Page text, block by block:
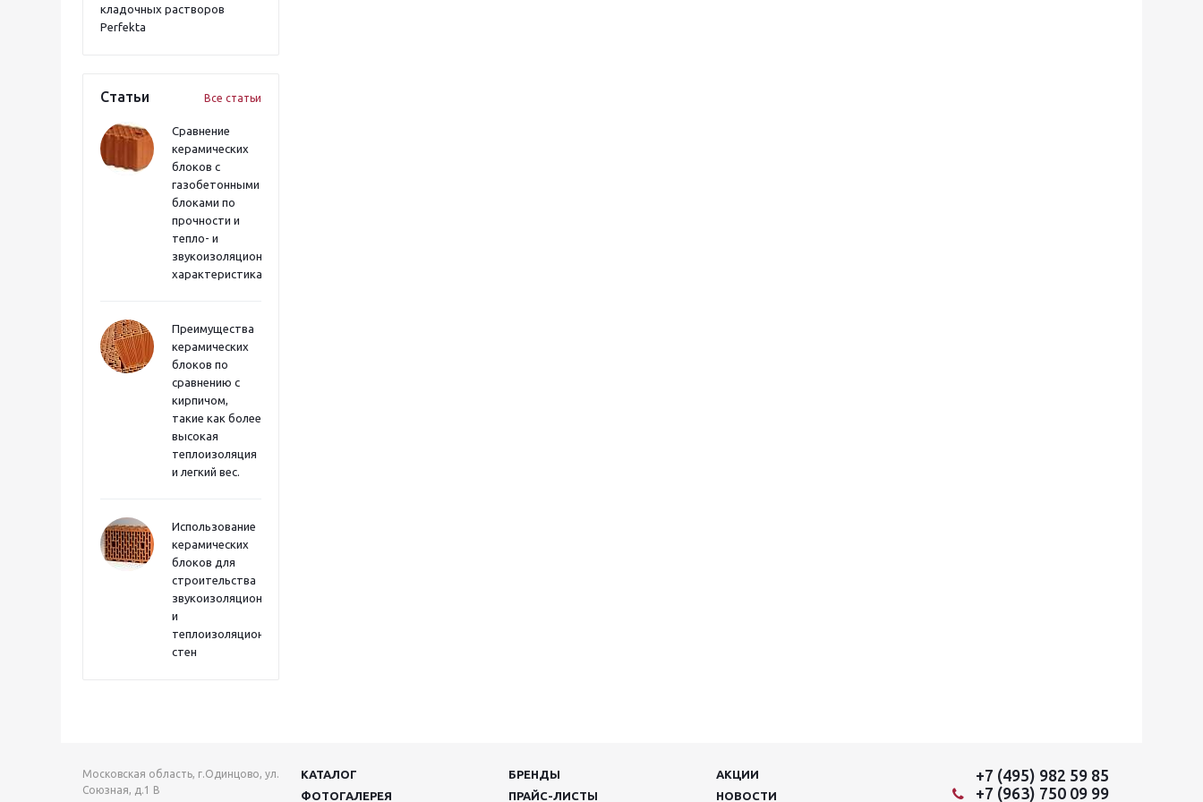
кладочных растворов
Perfekta
Статьи Все статьи
Сравнение
керамических
блоков с
газобетонными
блоками по
прочности и
тепло- и
звукоизоляционным
характеристикам
Преимущества
керамических
блоков по
сравнению с
кирпичом,
такие как более
высокая
теплоизоляция
и легкий вес.
Использование
керамических
блоков для
строительства
звукоизоляционных
и
теплоизоляционных
стен
Московская область, г.Одинцово, ул.
Союзная, д.1 В
КАТАЛОГ БРЕНДЫ
АКЦИИ
ФОТОГАЛЕРЕЯ
ПРАЙС-ЛИСТЫ НОВОСТИ
+7 (495) 982 59 85
+7 (963) 750 09 99